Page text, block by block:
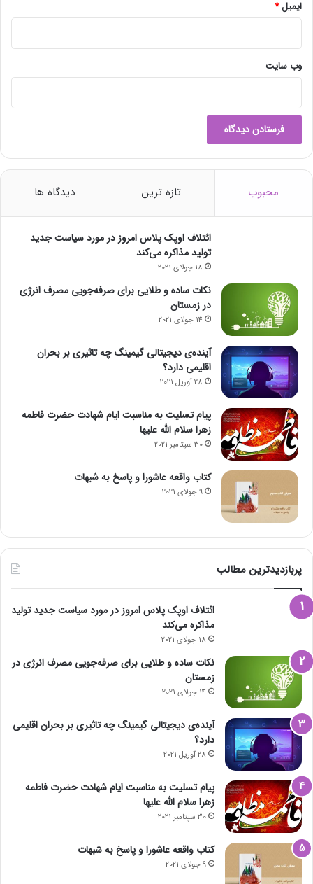
ایمیل*
وب‌ سایت
محبوب تازه ترین دیدگاه ها
ائتلاف اوپک پلاس امروز در مورد سیاست جدید
تولید مذاکره می‌کند
18 جولای 2021
نکات ساده و طلایی برای صرفه‌جویی مصرف انرژی
در زمستان
14 جولای 2021
آینده‌ی دیجیتالی گیمینگ چه تاثیری بر بحران
اقلیمی دارد؟
28 آوریل 2021
پیام تسلیت به مناسبت ایام شهادت حضرت فاطمه
زهرا سلام الله علیها
30 سپتامبر 2021
کتاب واقعه عاشورا و پاسخ به شبهات
9 جولای 2021
پربازدیدترین مطالب
ائتلاف اوپک پلاس امروز در مورد سیاست جدید تولید
مذاکره می‌کند
18 جولای 2021
نکات ساده و طلایی برای صرفه‌جویی مصرف انرژی در
زمستان
14 جولای 2021
آینده‌ی دیجیتالی گیمینگ چه تاثیری بر بحران اقلیمی
دارد؟
28 آوریل 2021
پیام تسلیت به مناسبت ایام شهادت حضرت فاطمه
زهرا سلام الله علیها
30 سپتامبر 2021
کتاب واقعه عاشورا و پاسخ به شبهات
9 جولای 2021